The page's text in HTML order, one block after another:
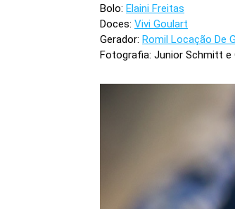
Bolo: Elaini Freitas
Doces: Vivi Goulart
Gerador: Romil Locação De
Fotografia: Junior Schmitt e